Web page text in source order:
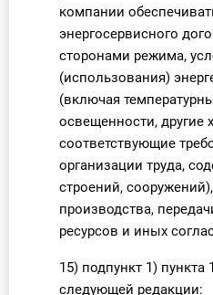
компании
энергосервисного
сторонами режима,
(использования)
(включая
освещенности, другие
соответствующие
организации труда,
строений,
производства,
ресурсов и иных
15) подпункт 1) пункта
следующей редакции: